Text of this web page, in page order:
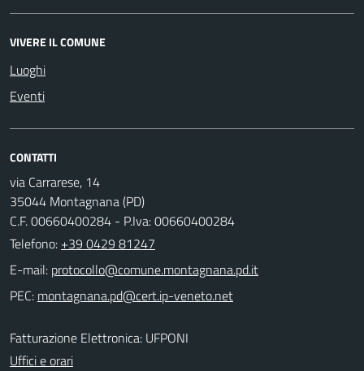
VIVERE IL COMUNE
Luoghi
Eventi
CONTATTI
via Carrarese, 14
35044 Montagnana (PD)
C.F. 00660400284 - P.Iva: 00660400284
Telefono: +39 0429 81247
E-mail:
PEC:
Fatturazione Elettronica: UFPONI
Uffici e orari